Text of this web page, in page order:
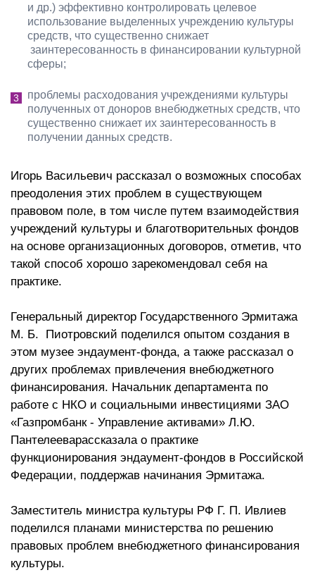
и др.) эффективно контролировать целевое
использование выделенных учреждению культуры
средств, что существенно снижает
заинтересованность в финансировании культурной
сферы;
проблемы расходования учреждениями культуры
полученных от доноров внебюджетных средств, что
существенно снижает их заинтересованность в
получении данных средств.
Игорь Васильевич рассказал о возможных способах
преодоления этих проблем в существующем
правовом поле, в том числе путем взаимодействия
учреждений культуры и благотворительных фондов
на основе организационных договоров, отметив, что
такой способ хорошо зарекомендовал себя на
практике.
Генеральный директор Государственного Эрмитажа
М. Б. Пиотровский поделился опытом создания в
этом музее эндаумент-фонда, а также рассказал о
других проблемах привлечения внебюджетного
финансирования. Начальник департамента по
работе с НКО и социальными инвестициями ЗАО
«Газпромбанк - Управление активами» Л.Ю.
Пантелееварассказала о практике
функционирования эндаумент-фондов в Российской
Федерации, поддержав начинания Эрмитажа.
Заместитель министра культуры РФ Г. П. Ивлиев
поделился планами министерства по решению
правовых проблем внебюджетного финансирования
культуры.